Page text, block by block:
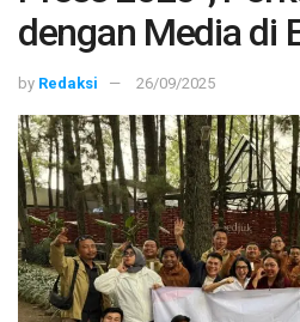
dengan Media di
by Redaksi 26/09/2025